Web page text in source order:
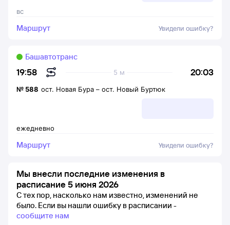
вс
Маршрут Увидели ошибку?
19:58 20:03
5 м
Башавтотранс
ежедневно
№ 588 ост. Новая Бура – ост. Новый Буртюк
Маршрут Увидели ошибку?
Мы внесли последние изменения в
расписание 5 июня 2026
С тех пор, насколько нам известно, изменений не
было. Если вы нашли ошибку в расписании -
сообщите нам